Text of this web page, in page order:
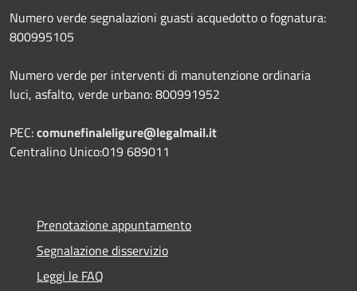
Numero verde segnalazioni guasti acquedotto o fognatura:
800995105
Numero verde per interventi di manutenzione ordinaria
luci, asfalto, verde urbano: 800991952
PEC:comunefinaleligure@legalmail.it
Centralino Unico:019 689011
Prenotazione appuntamento
Segnalazione disservizio
Leggi le FAQ